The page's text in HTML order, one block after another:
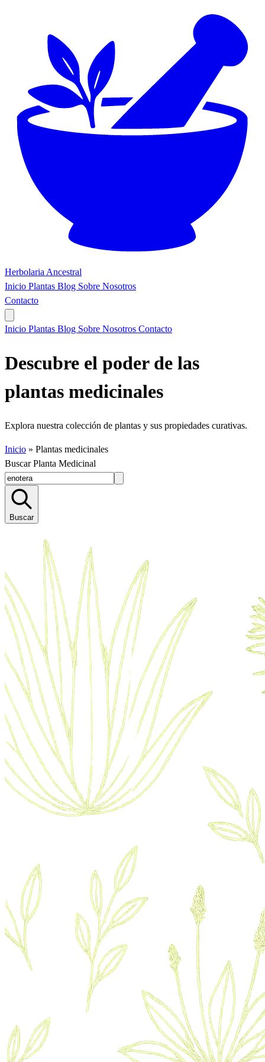
Herbolaria Ancestral
Inicio Plantas Blog Sobre Nosotros
Contacto
Inicio Plantas Blog Sobre Nosotros Contacto
Descubre el poder de las
plantas medicinales
Explora nuestra colección de plantas y sus propiedades curativas.
Inicio » Plantas medicinales
Buscar Planta Medicinal
Buscar